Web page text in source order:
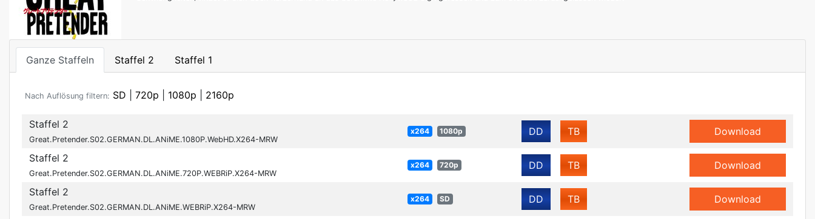
Ganze Staffeln Staffel 2 Staffel 1
Nach Auflösung filtern: SD 720p 1080p 2160p
Staffel 2
Great.Pretender.S02.GERMAN.DL.ANiME.1080P.WebHD.X264-MRW
x264 1080p DD TB Download
Staffel 2
Great.Pretender.S02.GERMAN.DL.ANiME.720P.WEBRiP.X264-MRW
x264 720p DD TB Download
Staffel 2
Great.Pretender.S02.GERMAN.DL.ANiME.WEBRiP.X264-MRW
x264 SD DD TB Download